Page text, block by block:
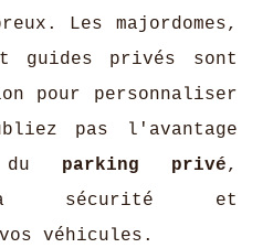
Les majordomes,
guides privés sont
pour personnaliser
pas l'avantage
du parking privé,
la sécurité et
véhicules.